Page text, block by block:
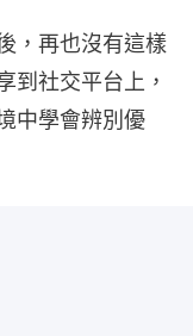
，再也沒有這樣
到社交平台上，
中學會辨別優